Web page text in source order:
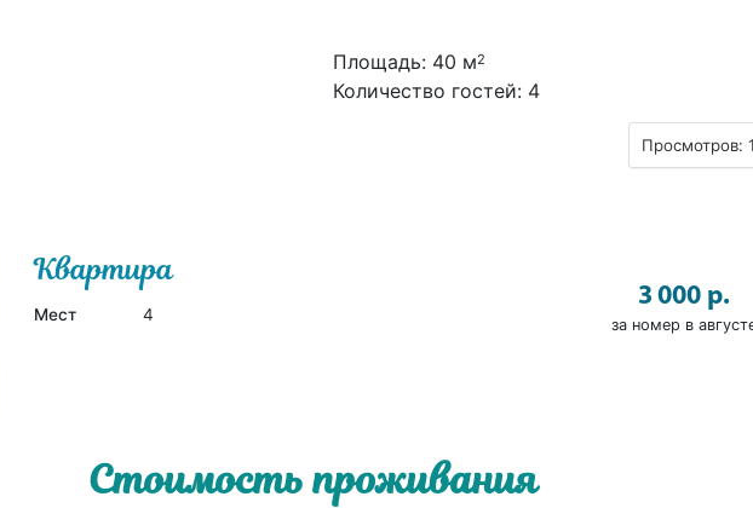
Площадь: 40 м2
Количество гостей: 4
Просмотров:
Квартира
Мест 4
3 000 р.
за номер в
Стоимость проживания